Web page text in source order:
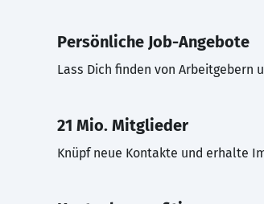
Persönliche Job-Angebote
Lass Dich finden von Arbeitgebern
21 Mio. Mitglieder
Knüpf neue Kontakte und erhalte